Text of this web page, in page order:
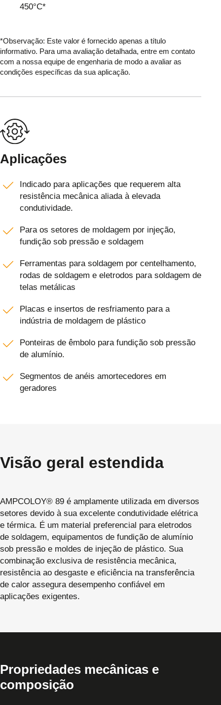
450°C*
*Observação: Este valor é fornecido apenas a título
informativo. Para uma avaliação detalhada, entre em contato
com a nossa equipe de engenharia de modo a avaliar as
condições específicas da sua aplicação.
Aplicações
Indicado para aplicações que requerem alta
resistência mecânica aliada à elevada
condutividade.
Para os setores de moldagem por injeção,
fundição sob pressão e soldagem
Ferramentas para soldagem por centelhamento,
rodas de soldagem e eletrodos para soldagem de
telas metálicas
Placas e insertos de resfriamento para a
indústria de moldagem de plástico
Ponteiras de êmbolo para fundição sob pressão
de alumínio.
Segmentos de anéis amortecedores em
geradores
Visão geral estendida
AMPCOLOY® 89 é amplamente utilizada em diversos
setores devido à sua excelente condutividade elétrica
e térmica. É um material preferencial para eletrodos
de soldagem, equipamentos de fundição de alumínio
sob pressão e moldes de injeção de plástico. Sua
combinação exclusiva de resistência mecânica,
resistência ao desgaste e eficiência na transferência
de calor assegura desempenho confiável em
aplicações exigentes.
Propriedades mecânicas e
composição